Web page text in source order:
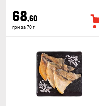
68,60
грн за 70 г